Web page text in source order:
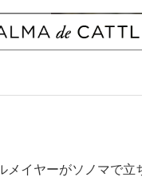
イヤーがソノマで